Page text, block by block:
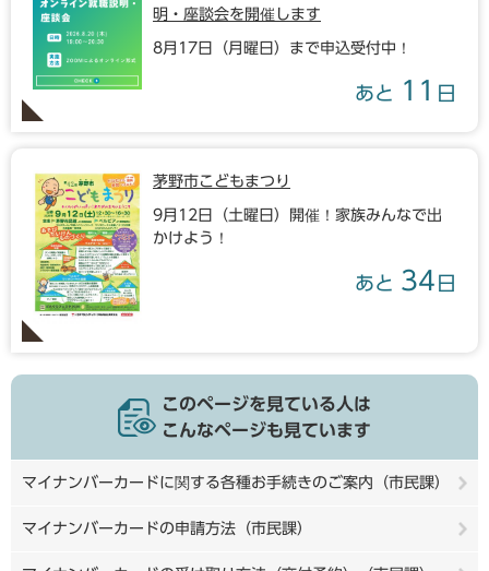
明・座談会を開催します
8月17日（月曜日）まで申込受付中！
あと 11 日
茅野市こどもまつり
9月12日（土曜日）開催！家族みんなで出
かけよう！
あと 34 日
このページを見ている人は
こんなページも見ています
マイナンバーカードに関する各種お手続きのご案内（市民課）
マイナンバーカードの申請方法（市民課）